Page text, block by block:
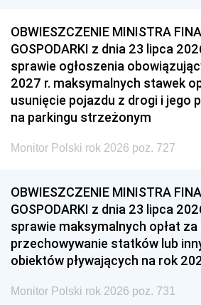
OBWIESZCZENIE MINISTRA
GOSPODARKI z dnia 23 lipca
sprawie ogłoszenia
2027 r. maksymalnych stawek
usunięcie pojazdu z drogi i jego
na parkingu strzeżonym
Monitor Polski rok 2026 poz. 727
OBWIESZCZENIE MINISTRA
GOSPODARKI z dnia 23 lipca
sprawie maksymalnych opłat
przechowywanie statków lub
obiektów pływających na rok
Monitor Polski rok 2026 poz. 731